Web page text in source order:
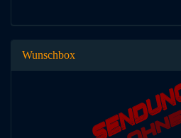
Wunschbox